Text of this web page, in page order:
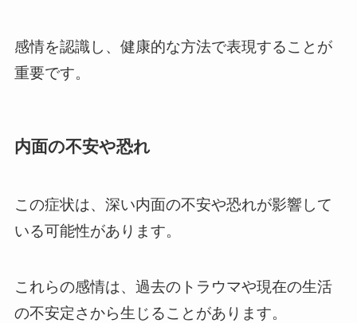
感情を認識し、健康的な方法で表現することが
重要です。
内面の不安や恐れ
この症状は、深い内面の不安や恐れが影響して
いる可能性があります。
これらの感情は、過去のトラウマや現在の生活
の不安定さから生じることがあります。